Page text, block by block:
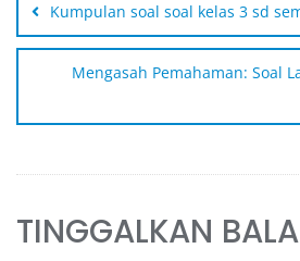
Kumpulan soal soal kelas 3 sd
Mengasah Pemahaman: Soal
TINGGALKAN